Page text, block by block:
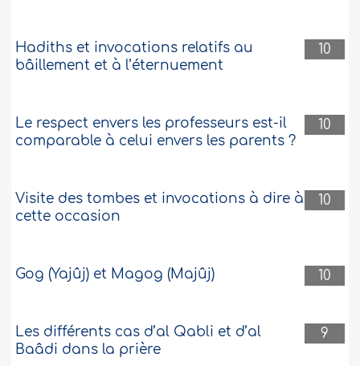
10
Hadiths et invocations relatifs au
bâillement et à l’éternuement
10
Le respect envers les professeurs est-il
comparable à celui envers les parents ?
10
Visite des tombes et invocations à dire à
cette occasion
10
Gog (Yajûj) et Magog (Majûj)
9
Les différents cas d’al Qabli et d’al
Baâdi dans la prière